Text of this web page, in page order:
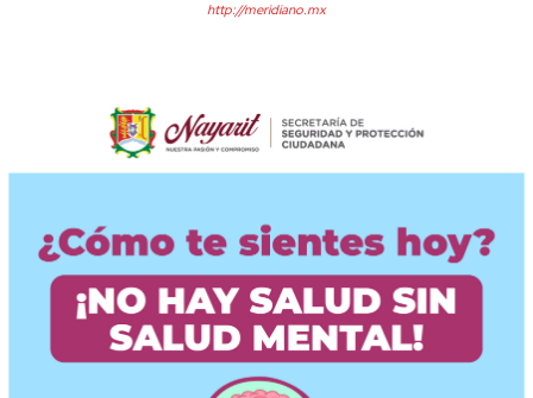
http://meridiano.mx